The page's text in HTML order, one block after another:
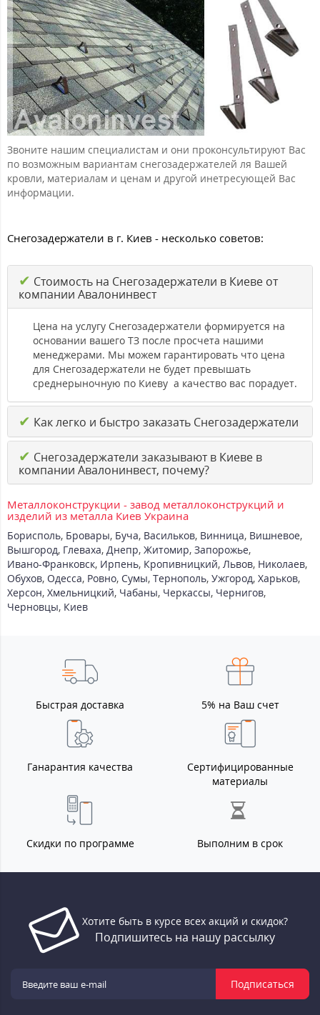
Звоните нашим специалистам и они проконсультируют Вас
по возможным вариантам снегозадержателей ля Вашей
кровли, материалам и ценам и другой инетресующей Вас
информации.
Снегозадержатели в г. Киев - несколько советов:
✔ Стоимость на Снегозадержатели в Киеве от
компании Авалонинвест
Цена на услугу Снегозадержатели формируется на
основании вашего ТЗ после просчета нашими
менеджерами. Мы можем гарантировать что цена
для Снегозадержатели не будет превышать
среднерыночную по Киеву а качество вас порадует.
✔ Как легко и быстро заказать Снегозадержатели
✔ Снегозадержатели заказывают в Киеве в
компании Авалонинвест, почему?
Металлоконструкции - завод металлоконструкций и
изделий из металла Киев Украина
Борисполь, Бровары, Буча, Васильков, Винница, Вишневое,
Вышгород, Глеваха, Днепр, Житомир, Запорожье,
Ивано-Франковск, Ирпень, Кропивницкий, Львов, Николаев,
Обухов, Одесса, Ровно, Сумы, Тернополь, Ужгород, Харьков,
Херсон, Хмельницкий, Чабаны, Черкассы, Чернигов,
Черновцы, Киев
Быстрая доставка 5% на Ваш счет
Ганарантия качества
Сертифицированные
материалы
Скидки по программе Выполним в срок
Хотите быть в курсе всех акций и скидок?
Подпишитесь на нашу рассылку
Подписаться